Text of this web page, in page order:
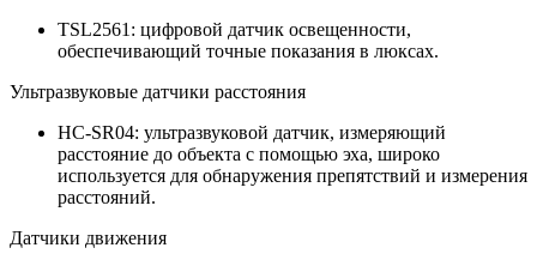
TSL2561: цифровой датчик освещенности,
обеспечивающий точные показания в люксах.
Ультразвуковые датчики расстояния
HC-SR04: ультразвуковой датчик, измеряющий
расстояние до объекта с помощью эха, широко
используется для обнаружения препятствий и измерения
расстояний.
Датчики движения